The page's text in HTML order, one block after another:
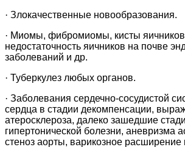
· Злокачественные новообразования.
· Миомы, фибромиомы, кисты
недостаточность яичников на почве
заболеваний и др.
· Туберкулез любых органов.
· Заболевания сердечно-сосудистой
сердца в стадии декомпенсации,
атеросклероза, далеко зашедшие
гипертонической болезни, аневризма
стеноз аорты, варикозное расширение